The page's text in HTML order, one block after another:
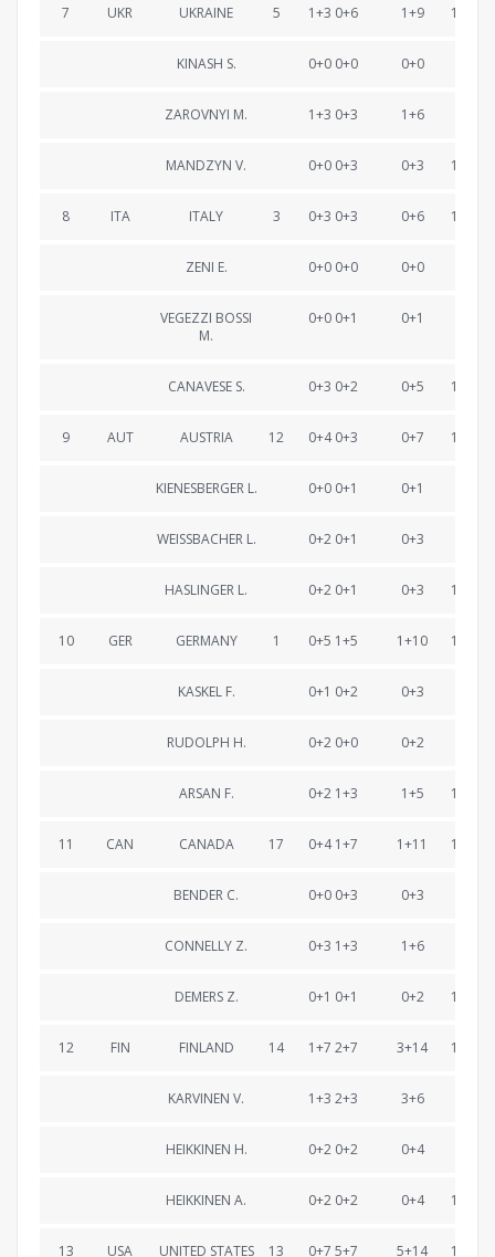
7 UKR UKRAINE 5 1+3 0+6 1+9
KINASH S. 0+0 0+0 0+0
ZAROVNYI M. 1+3 0+3 1+6
MANDZYN V. 0+0 0+3 0+3
8 ITA ITALY 3 0+3 0+3 0+6
ZENI E. 0+0 0+0 0+0
VEGEZZI BOSSI
M.
0+0 0+1 0+1
CANAVESE S. 0+3 0+2 0+5
9 AUT AUSTRIA 12 0+4 0+3 0+7
KIENESBERGER L. 0+0 0+1 0+1
WEISSBACHER L. 0+2 0+1 0+3
HASLINGER L. 0+2 0+1 0+3
10 GER GERMANY 1 0+5 1+5 1+10
KASKEL F. 0+1 0+2 0+3
RUDOLPH H. 0+2 0+0 0+2
ARSAN F. 0+2 1+3 1+5
11 CAN CANADA 17 0+4 1+7 1+11
BENDER C. 0+0 0+3 0+3
CONNELLY Z. 0+3 1+3 1+6
DEMERS Z. 0+1 0+1 0+2
12 FIN FINLAND 14 1+7 2+7 3+14
KARVINEN V. 1+3 2+3 3+6
HEIKKINEN H. 0+2 0+2 0+4
HEIKKINEN A. 0+2 0+2 0+4
13 USA UNITED STATES 13 0+7 5+7 5+14